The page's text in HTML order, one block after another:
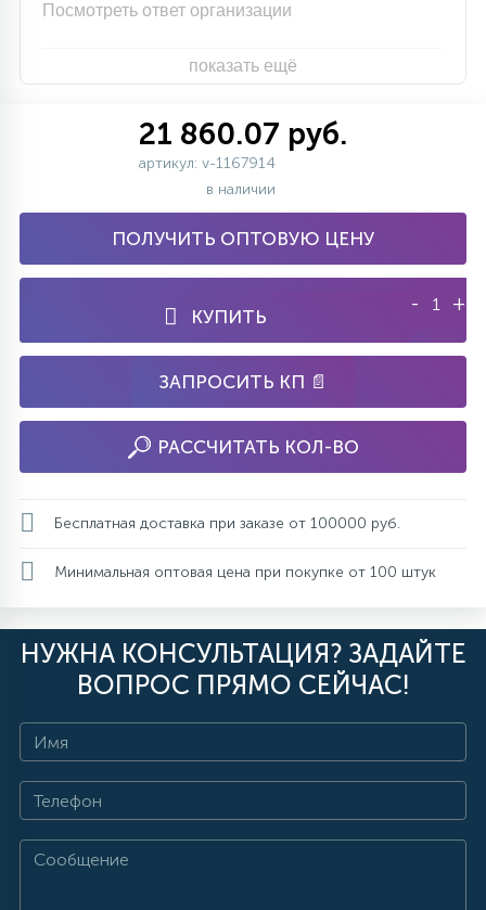
Посмотреть ответ организации
показать ещё
21 860.07 руб.
артикул: v-1167914
в наличии
ПОЛУЧИТЬ ОПТОВУЮ ЦЕНУ
КУПИТЬ
- +
ЗАПРОСИТЬ КП 📄
РАССЧИТАТЬ КОЛ-ВО
Бесплатная доставка при заказе от 100000 руб.
Минимальная оптовая цена при покупке от 100 штук
НУЖНА КОНСУЛЬТАЦИЯ? ЗАДАЙТЕ
ВОПРОС ПРЯМО СЕЙЧАС!